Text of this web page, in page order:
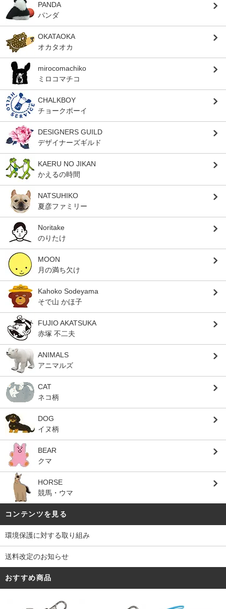
PANDA
パンダ
OKATAOKA
オカタオカ
mirocomachiko
ミロコマチコ
CHALKBOY
チョークボーイ
DESIGNERS GUILD
デザイナーズギルド
KAERU NO JIKAN
かえるの時間
NATSUHIKO
夏彦ファミリー
Noritake
のりたけ
MOON
月の満ち欠け
Kahoko Sodeyama
そで山 かほ子
FUJIO AKATSUKA
赤塚 不二夫
ANIMALS
アニマルズ
CAT
ネコ柄
DOG
イヌ柄
BEAR
クマ
HORSE
競馬・ウマ
コンテンツを見る
環境保護に対する取り組み
送料改定のお知らせ
おすすめ商品